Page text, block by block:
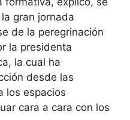
gran jornada
de la peregrinación
la presidenta
la cual ha
desde las
los espacios
cara a cara con los